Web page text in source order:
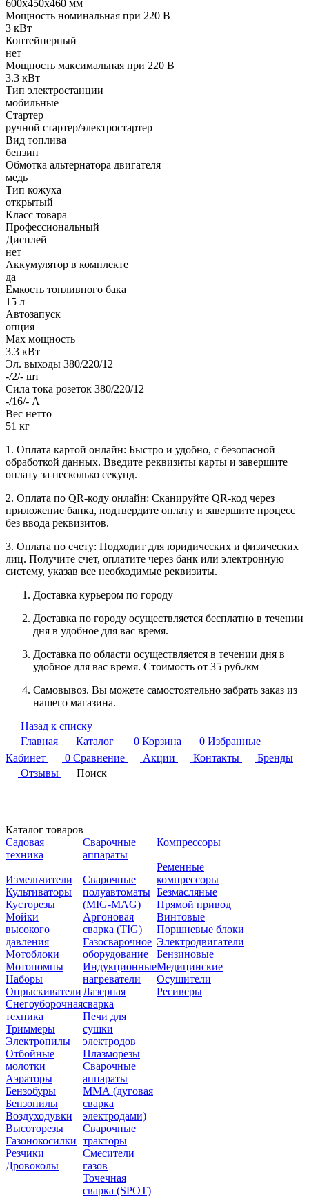
600х450х460 мм
Мощность номинальная при 220 В
3 кВт
Контейнерный
нет
Мощность максимальная при 220 В
3.3 кВт
Тип электростанции
мобильные
Стартер
ручной стартер/электростартер
Вид топлива
бензин
Обмотка альтернатора двигателя
медь
Тип кожуха
открытый
Класс товара
Профессиональный
Дисплей
нет
Аккумулятор в комплекте
да
Емкость топливного бака
15 л
Автозапуск
опция
Max мощность
3.3 кВт
Эл. выходы 380/220/12
-/2/- шт
Сила тока розеток 380/220/12
-/16/- А
Вес нетто
51 кг
1. Оплата картой онлайн: Быстро и удобно, с безопасной
обработкой данных. Введите реквизиты карты и завершите
оплату за несколько секунд.
2. Оплата по QR-коду онлайн: Сканируйте QR-код через
приложение банка, подтвердите оплату и завершите процесс
без ввода реквизитов.
3. Оплата по счету: Подходит для юридических и физических
лиц. Получите счет, оплатите через банк или электронную
систему, указав все необходимые реквизиты.
Доставка курьером по городу
Доставка по городу осуществляется бесплатно в течении
дня в удобное для вас время.
Доставка по области осуществляется в течении дня в
удобное для вас время. Стоимость от 35 руб./км
Самовывоз. Вы можете самостоятельно забрать заказ из
нашего магазина.
Назад к списку
Главная
Каталог 0 Корзина 0 Избранные
Кабинет
0 Сравнение Акции Контакты
Бренды
Отзывы
Поиск
Каталог товаров
Садовая
техника
Измельчители
Культиваторы
Кусторезы
Мойки
высокого
давления
Мотоблоки
Мотопомпы
Наборы
Опрыскиватели
Снегоуборочная
техника
Триммеры
Электропилы
Отбойные
молотки
Аэраторы
Бензобуры
Бензопилы
Воздуходувки
Высоторезы
Газонокосилки
Резчики
Дровоколы
Сварочные
аппараты
Сварочные
полуавтоматы
(MIG-MAG)
Аргоновая
сварка (TIG)
Газосварочное
оборудование
Индукционные
нагреватели
Лазерная
сварка
Печи для
сушки
электродов
Плазморезы
Сварочные
аппараты
ММА (дуговая
сварка
электродами)
Сварочные
тракторы
Смесители
газов
Точечная
сварка (SPOT)
Компрессоры
Ременные
компрессоры
Безмасляные
Прямой привод
Винтовые
Поршневые блоки
Электродвигатели
Бензиновые
Медицинские
Осушители
Ресиверы